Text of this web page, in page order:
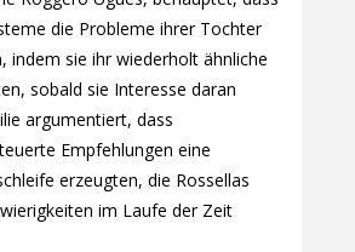
die Probleme ihrer Tochter
indem sie ihr wiederholt ähnliche
sobald sie Interesse daran
argumentiert, dass
Empfehlungen eine
erzeugten, die Rossellas
im Laufe der Zeit